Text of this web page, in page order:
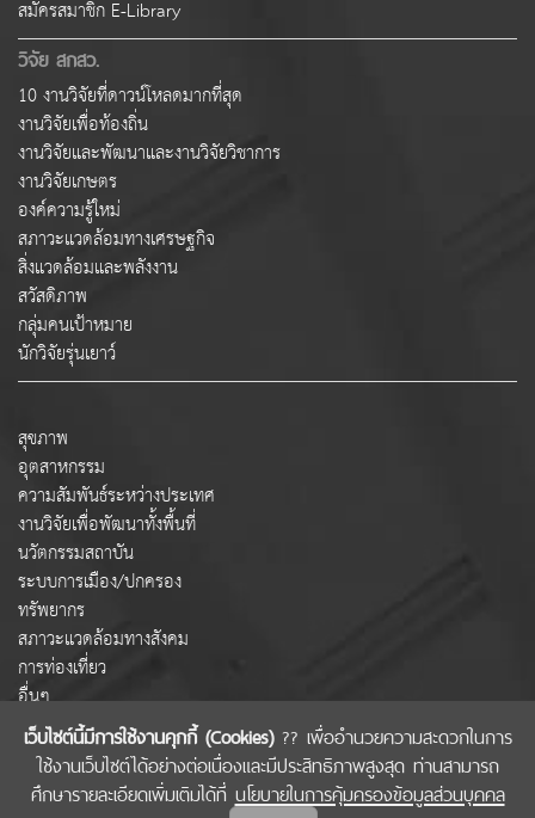
เว็บไซต์นี้มีการใช้งานคุกกี้ (Cookies)?? เพื่ออำนวยความสะดวกในการ
ใช้งานเว็บไซต์ได้อย่างต่อเนื่องและมีประสิทธิภาพสูงสุด ท่านสามารถ
ศึกษารายละเอียดเพิ่มเติมได้ที่ นโยบายในการคุ้มครองข้อมูลส่วนบุคคล
สมัครสมาชิก E-Library
วิจัย สกสว.
10 งานวิจัยที่ดาวน์โหลดมากที่สุด
งานวิจัยเพื่อท้องถิ่น
งานวิจัยและพัฒนาและงานวิจัยวิชาการ
งานวิจัยเกษตร
องค์ความรู้ใหม่
สภาวะแวดล้อมทางเศรษฐกิจ
สิ่งแวดล้อมและพลังงาน
สวัสดิภาพ
กลุ่มคนเป้าหมาย
นักวิจัยรุ่นเยาว์
สุขภาพ
อุตสาหกรรม
ความสัมพันธ์ระหว่างประเทศ
งานวิจัยเพื่อพัฒนาทั้งพื้นที่
นวัตกรรมสถาบัน
ระบบการเมือง/ปกครอง
ทรัพยากร
สภาวะแวดล้อมทางสังคม
การท่องเที่ยว
อื่นๆ
COPYRIGHT © 2022 สำนักงานคณะกรรมการส่งเสริมวิทยาศาสตร์ วิจัยและนวัตกรรม
(สกสว.)